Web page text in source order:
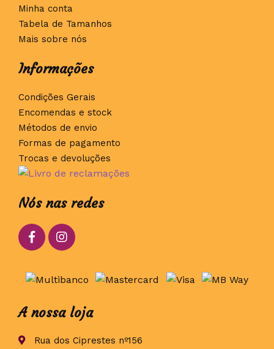
Minha conta
Tabela de Tamanhos
Mais sobre nós
Informações
Condições Gerais
Encomendas e stock
Métodos de envio
Formas de pagamento
Trocas e devoluções
Nós nas redes
A nossa loja
Rua dos Ciprestes nº156